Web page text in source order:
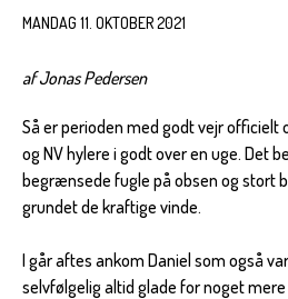
MANDAG 11. OKTOBER 2021
af Jonas Pedersen
Så er perioden med godt vejr officielt
og NV hylere i godt over en uge. Det
begrænsede fugle på obsen og stort
grundet de kraftige vinde.
I går aftes ankom Daniel som også
selvfølgelig altid glade for noget